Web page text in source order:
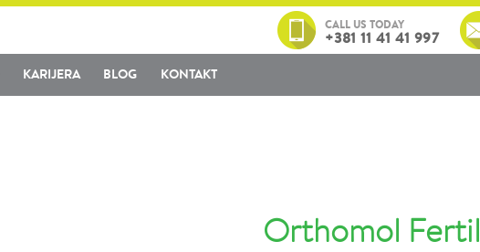
CALL US TODAY
+381 11 41 41 997
KARIJERA BLOG KONTAKT
Orthomol Fertil